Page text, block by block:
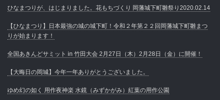
ひなまつりが、はじまりました。花もちづくり 岡藩城下町雛祭り2020.02.14
【ひなまつり】日本最強の城の城下町！令和２年第２２回岡藩城下町雛まつ
りが始まります！
全国あきんどサミット in 竹田大会 2月27日（木）2月28日（金）に開催！
【大晦日の岡城】今年一年ありがとうございました。
ゆめ幻の如く 用作夜神楽 水鏡（みずかがみ）紅葉の用作公園